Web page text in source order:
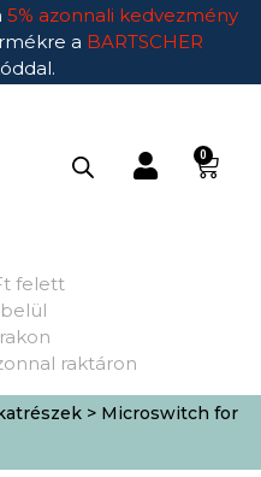
5% azonnali kedvezmény
a BARTSCHER
0
felett
raktáron
> Microswitch for